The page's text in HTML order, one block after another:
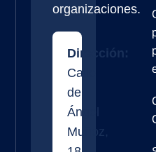
organizaciones.
Dirección:
Calle
de
Ángel
Muñoz,